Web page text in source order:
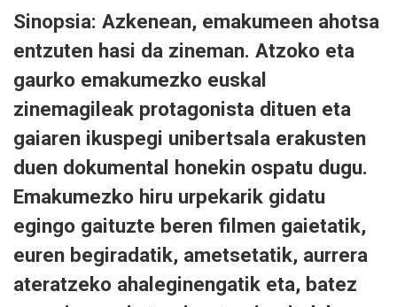
Sinopsia: Azkenean, emakumeen ahotsa
entzuten hasi da zineman. Atzoko eta
gaurko emakumezko euskal
zinemagileak protagonista dituen eta
gaiaren ikuspegi unibertsala erakusten
duen dokumental honekin ospatu dugu.
Emakumezko hiru urpekarik gidatu
egingo gaituzte beren filmen gaietatik,
euren begiradatik, ametsetatik, aurrera
ateratzeko ahaleginengatik eta, batez